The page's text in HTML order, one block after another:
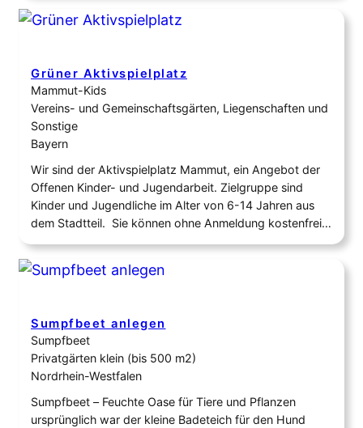
dem Ergebnis sind wir mehr als zufrieden. Wir dürfen
viele Komplimente ernten und unsere drei Kinder dürfen
Grüner Aktivspielplatz
Mammut-Kids
Vereins- und Gemeinschaftsgärten, Liegenschaften und
Sonstige
Bayern
Wir sind der Aktivspielplatz Mammut, ein Angebot der
Offenen Kinder- und Jugendarbeit. Zielgruppe sind
Kinder und Jugendliche im Alter von 6-14 Jahren aus
dem Stadtteil. Sie können ohne Anmeldung kostenfrei
die Angebote bei uns auf dem pädagogisch betreuten
Spielplatz nutzen. Durch den Kontext der Offenen Arbeit
besteht kein Betreuungsvertrag wie bei einem Hort mit
Sumpfbeet anlegen
Sumpfbeet
Privatgärten klein (bis 500 m2)
Nordrhein-Westfalen
Sumpfbeet – Feuchte Oase für Tiere und Pflanzen
ursprünglich war der kleine Badeteich für den Hund